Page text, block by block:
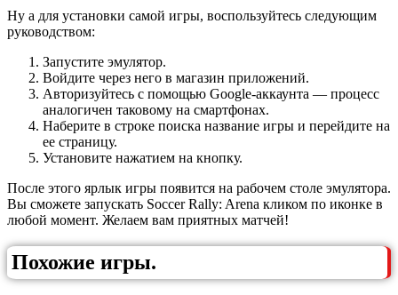
Ну а для установки самой игры, воспользуйтесь следующим
руководством:
Запустите эмулятор.
Войдите через него в магазин приложений.
Авторизуйтесь с помощью Google-аккаунта — процесс
аналогичен таковому на смартфонах.
Наберите в строке поиска название игры и перейдите на
ее страницу.
Установите нажатием на кнопку.
После этого ярлык игры появится на рабочем столе эмулятора.
Вы сможете запускать Soccer Rally: Arena кликом по иконке в
любой момент. Желаем вам приятных матчей!
Похожие игры.